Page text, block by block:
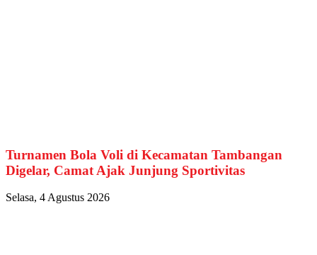
Turnamen Bola Voli di Kecamatan Tambangan
Digelar, Camat Ajak Junjung Sportivitas
Selasa, 4 Agustus 2026